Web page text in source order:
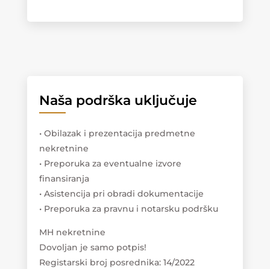
Naša podrška uključuje
• Obilazak i prezentacija predmetne
nekretnine
• Preporuka za eventualne izvore
finansiranja
• Asistencija pri obradi dokumentacije
• Preporuka za pravnu i notarsku podršku
MH nekretnine
Dovoljan je samo potpis!
Registarski broj posrednika: 14/2022